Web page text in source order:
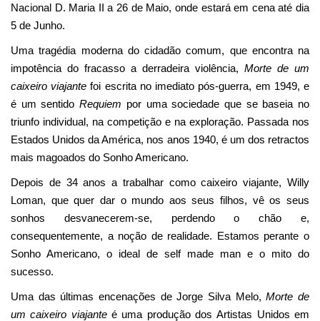
Cultura
Lazer
Ambiente
Nacional D. Maria II a 26 de Maio, onde estará em cena até dia
5 de Junho.
Uma tragédia moderna do cidadão comum, que encontra na
impotência do fracasso a derradeira violência, Morte de um
caixeiro viajante foi escrita no imediato pós-guerra, em 1949, e
é um sentidoRequiem por uma sociedade que se baseia no
triunfo individual, na competição e na exploração. Passada nos
Estados Unidos da América, nos anos 1940, é um dos retractos
mais magoados do Sonho Americano.
Depois de 34 anos a trabalhar como caixeiro viajante, Willy
Loman, que quer dar o mundo aos seus filhos, vê os seus
sonhos desvanecerem-se, perdendo o chão e,
consequentemente, a noção de realidade. Estamos perante o
Sonho Americano, o ideal de self made man e o mito do
sucesso.
Uma das últimas encenações de Jorge Silva Melo,Morte de
um caixeiro viajanteé uma produção dos Artistas Unidos em